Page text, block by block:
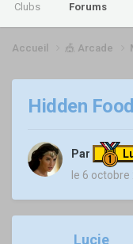
Clubs Forums
Accueil 🎪 Arcade
Hidden
Par
le 6 octobre
Lucie